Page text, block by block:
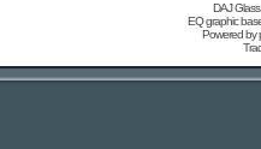
DAJ
EQ graphic
Powered by